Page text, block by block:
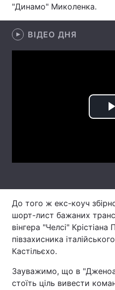
Здоров'я
Послуги
"Динамо" Миколенка.
ВІДЕО ДНЯ
До того ж екс-коуч
шорт-лист бажаних
вінгера "Челсі" Крістіана
півзахисника
Кастільєхо.
Зауважимо, що в
стоїть ціль вивести